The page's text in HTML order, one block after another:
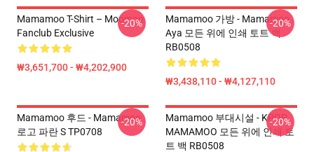
Mamamoo T-Shirt – Moomoo
Fanclub Exclusive
₩3,651,700 - ₩4,202,900
-20%
Mamamoo 가방 - Mamamoo
Aya 모든 위에 인쇄 토트 백
RB0508
₩3,438,110 - ₩4,127,110
-20%
Mamamoo 후드 - Mamamoo
로고 파란 S TP0708
-20%
Mamamoo 부대시설 - KPOP
MAMAMOO 모든 위에 인쇄 토
트 백 RB0508
-20%